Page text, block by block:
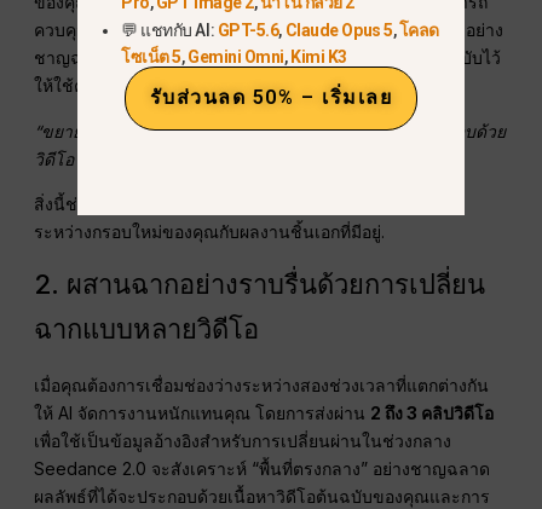
ควบคุมการเล่าเรื่องได้อย่างสมบูรณ์โดยใช้การให้คำแนะนำอย่าง
ชาญฉลาด หากคุณต้องการขยายคลิปโดยรักษาเนื้อหาต้นฉบับไว้
ให้ใช้คำสั่งที่มีโครงสร้าง เช่น:
“ขยายวิดีโอ 1 ย้อนกลับ [คำอธิบายของเนื้อหาใหม่…], แล้วจบด้วย
วิดีโอ 1”
สิ่งนี้ช่วยให้แน่ใจว่า AI เข้าใจความสัมพันธ์เชิงลำดับเวลา
ระหว่างกรอบใหม่ของคุณกับผลงานชิ้นเอกที่มีอยู่.
2. ผสานฉากอย่างราบรื่นด้วยการเปลี่ยน
ฉากแบบหลายวิดีโอ
เมื่อคุณต้องการเชื่อมช่องว่างระหว่างสองช่วงเวลาที่แตกต่างกัน
ให้ AI จัดการงานหนักแทนคุณ โดยการส่งผ่าน 2 ถึง 3 คลิปวิดีโอ
เพื่อใช้เป็นข้อมูลอ้างอิงสำหรับการเปลี่ยนผ่านในช่วงกลาง
Seedance 2.0 จะสังเคราะห์ “พื้นที่ตรงกลาง” อย่างชาญฉลาด
ผลลัพธ์ที่ได้จะประกอบด้วยเนื้อหาวิดีโอต้นฉบับของคุณและการ
💬 แชทกับ AI: GPT-5.6, Claude Opus 5,โคลด
โซเน็ต 5,Gemini Omni,Kimi K3
รับส่วนลด 50% – เริ่มเลย